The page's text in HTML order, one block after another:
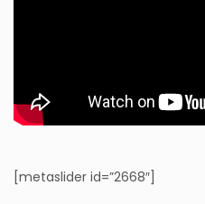
[metaslider id=”2668″]